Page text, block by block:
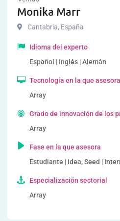
Monika Marr
Cantabria, España
Idioma del experto
Español | Inglés | Alemán
Tecnología en la que asesora
Array
Grado de innovación de los
Array
Fase en la que asesora
Estudiante | Idea, Seed |
Especialización sectorial
Array